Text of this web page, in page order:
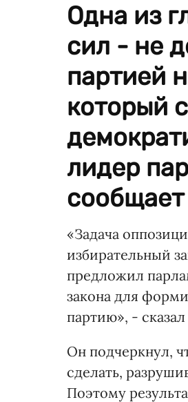
Одна из
сил - не
партией
который
лидер
«Задача
избирательный
предложил
закона для
партию», -
Он подчеркнул,
сделать,
Поэтому